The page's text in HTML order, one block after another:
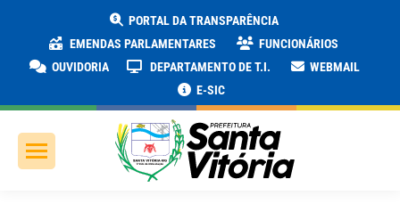
PORTAL DA TRANSPARÊNCIA
EMENDAS PARLAMENTARES
FUNCIONÁRIOS
OUVIDORIA
DEPARTAMENTO DE T.I.
WEBMAIL
E-SIC